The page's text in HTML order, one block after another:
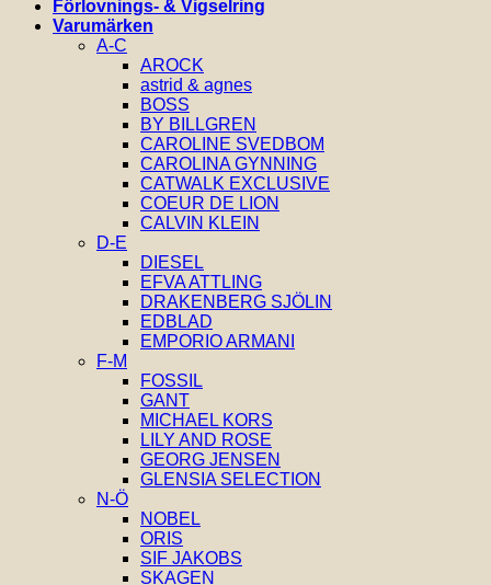
Förlovnings- & Vigselring
Varumärken
A-C
AROCK
astrid & agnes
BOSS
BY BILLGREN
CAROLINE SVEDBOM
CAROLINA GYNNING
CATWALK EXCLUSIVE
COEUR DE LION
CALVIN KLEIN
D-E
DIESEL
EFVA ATTLING
DRAKENBERG SJÖLIN
EDBLAD
EMPORIO ARMANI
F-M
FOSSIL
GANT
MICHAEL KORS
LILY AND ROSE
GEORG JENSEN
GLENSIA SELECTION
N-Ö
NOBEL
ORIS
SIF JAKOBS
SKAGEN